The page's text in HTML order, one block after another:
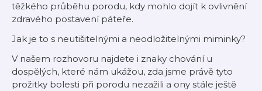
těžkého průběhu porodu, kdy mohlo dojít k ovlivnění
zdravého postavení páteře.
Jak je to s neutišitelnými a neodložitelnými miminky?
V našem rozhovoru najdete i znaky chování u
dospělých, které nám ukážou, zda jsme právě tyto
prožitky bolesti při porodu nezažili a ony stále ještě